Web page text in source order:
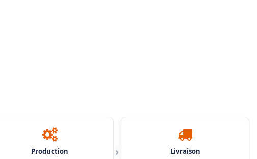
Production › Livraison